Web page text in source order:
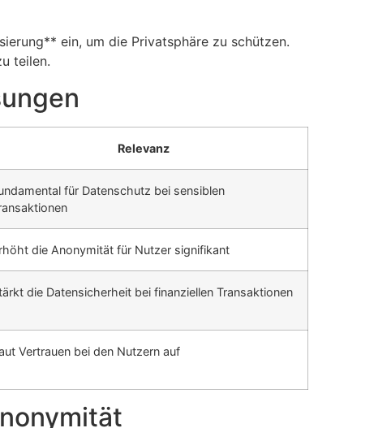
ein, um die Privatsphäre zu schützen.
teilen.
Relevanz
für Datenschutz bei sensiblen
die Anonymität für Nutzer signifikant
die Datensicherheit bei finanziellen Transaktionen
Vertrauen bei den Nutzern auf